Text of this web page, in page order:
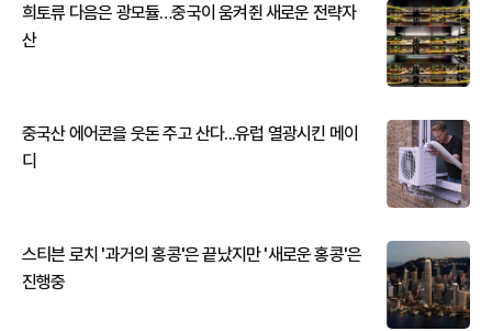
희토류 다음은 광모듈…중국이 움켜쥔 새로운 전략자
산
중국산 에어콘을 웃돈 주고 산다...유럽 열광시킨 메이
디
스티븐 로치 '과거의 홍콩'은 끝났지만 '새로운 홍콩'은
진행중